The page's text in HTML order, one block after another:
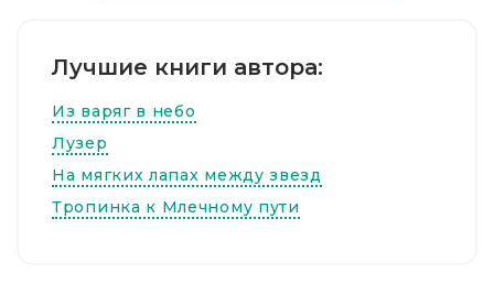
Лучшие книги автора:
Из варяг в небо
Лузер
На мягких лапах между звезд
Тропинка к Млечному пути